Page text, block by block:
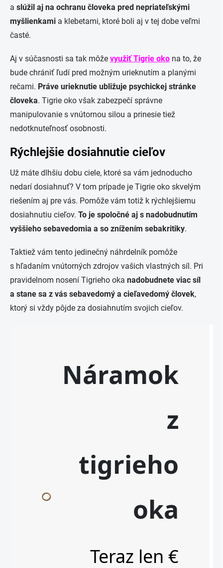
a slúžil aj na ochranu človeka pred nepriateľskými
myšlienkami a klebetami, ktoré boli aj v tej dobe veľmi
časté.
Aj v súčasnosti sa tak môže využiť Tigrie oko na to, že
bude chrániť ľudí pred možným urieknutím a planými
rečami. Práve urieknutie ubližuje psychickej stránke
človeka. Tigrie oko však zabezpečí správne
manipulovanie s vnútornou silou a prinesie tiež
nedotknuteľnosť osobnosti.
Rýchlejšie dosiahnutie cieľov
Už máte dlhšiu dobu ciele, ktoré sa vám jednoducho
nedarí dosiahnuť? V tom prípade je Tigrie oko skvelým
riešením aj pre vás. Pomôže vám totiž k rýchlejšiemu
dosiahnutiu cieľov. To je spoločné aj s nadobudnutím
vyššieho sebavedomia a so znížením sebakritiky.
Taktiež vám tento jedinečný náhrdelník pomôže
s hľadaním vnútorných zdrojov vašich vlastných síl. Pri
pravidelnom nosení Tigrieho oka nadobudnete viac síl
a stane sa z vás sebavedomý a cieľavedomý človek,
ktorý si vždy pôjde za dosiahnutím svojich cieľov.